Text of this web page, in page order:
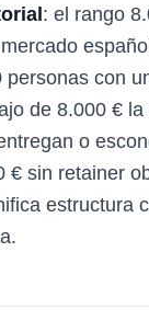
: el rango
personas con
de 8.000 €
o
€ sin retainer
estructura